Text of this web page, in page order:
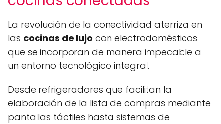
La revolución de la conectividad aterriza en
las cocinas de lujo con electrodomésticos
que se incorporan de manera impecable a
un entorno tecnológico integral.
Desde refrigeradores que facilitan la
elaboración de la lista de compras mediante
pantallas táctiles hasta sistemas de